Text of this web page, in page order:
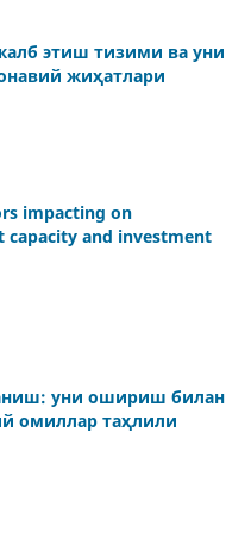
этиш тизими ва уни
жиҳатлари
impacting on
and investment
уни ошириш билан
омиллар таҳлили